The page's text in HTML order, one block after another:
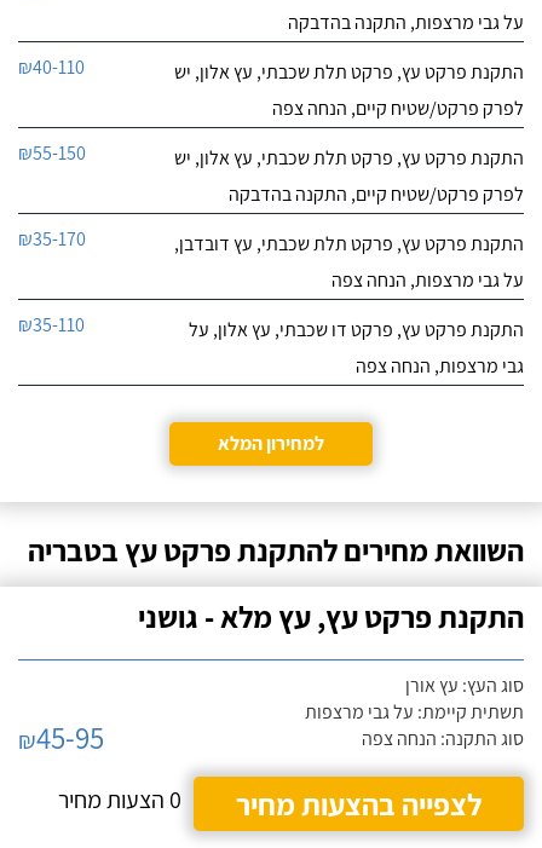
על גבי מרצפות, התקנה בהדבקה
התקנת פרקט עץ, פרקט תלת שכבתי, עץ אלון, יש
לפרק פרקט/שטיח קיים, הנחה צפה
₪40-110
התקנת פרקט עץ, פרקט תלת שכבתי, עץ אלון, יש
לפרק פרקט/שטיח קיים, התקנה בהדבקה
₪55-150
התקנת פרקט עץ, פרקט תלת שכבתי, עץ דובדבן,
על גבי מרצפות, הנחה צפה
₪35-170
התקנת פרקט עץ, פרקט דו שכבתי, עץ אלון, על
גבי מרצפות, הנחה צפה
₪35-110
למחירון המלא
השוואת מחירים להתקנת פרקט עץ בטבריה
התקנת פרקט עץ, עץ מלא - גושני
סוג העץ: עץ אורן
תשתית קיימת: על גבי מרצפות
סוג התקנה: הנחה צפה
₪45-95
לצפייה בהצעות מחיר
0 הצעות מחיר